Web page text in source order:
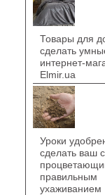
Товары для
сделать
интернет-
Elmir.ua
Уроки
сделать ваш
правильным
ухаживанием